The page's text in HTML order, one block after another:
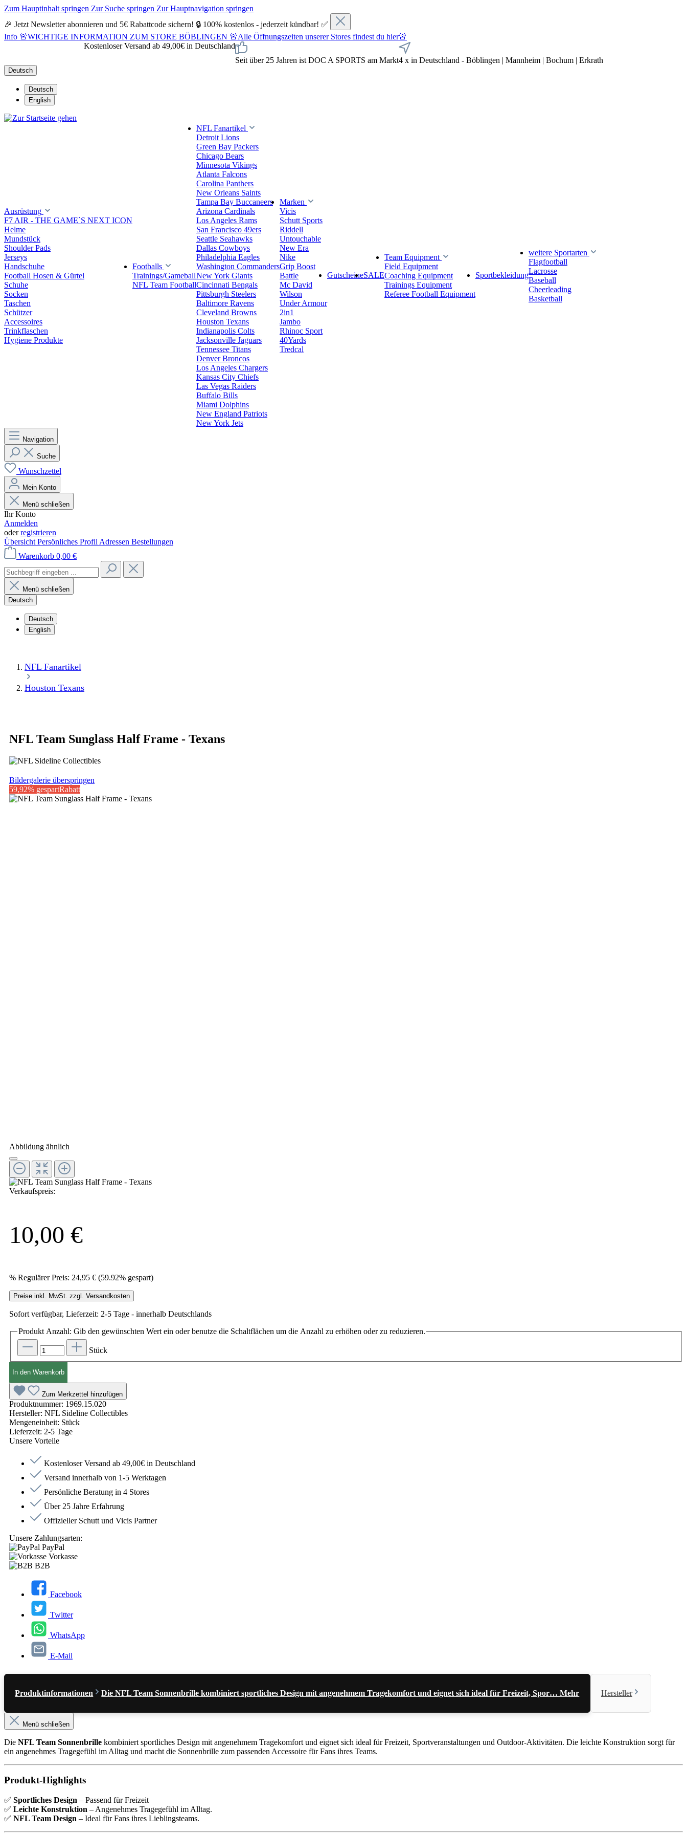
Zum Hauptinhalt springen Zur Suche springen Zur Hauptnavigation springen
🎉 Jetzt Newsletter abonnieren und 5€ Rabattcode sichern! 🔒 100% kostenlos - jederzeit kündbar! ✅
Info 🚨WICHTIGE INFORMATION ZUM STORE BÖBLINGEN 🚨Alle Öffnungszeiten unserer Stores findest du hier🚨
Kostenloser Versand ab 49,00€ in Deutschland
Seit über 25 Jahren ist DOC A SPORTS am Markt4 x in Deutschland - Böblingen | Mannheim | Bochum | Erkrath
Deutsch
Deutsch
English
Ausrüstung
F7 AIR - THE GAME`S NEXT ICON
Helme
Mundstück
Shoulder Pads
Jerseys
Handschuhe
Football Hosen & Gürtel
Schuhe
Socken
Taschen
Schützer
Accessoires
Trinkflaschen
Hygiene Produkte
Footballs
Trainings/Gameball
NFL Team Football
NFL Fanartikel
Detroit Lions
Green Bay Packers
Chicago Bears
Minnesota Vikings
Atlanta Falcons
Carolina Panthers
New Orleans Saints
Tampa Bay Buccaneers
Arizona Cardinals
Los Angeles Rams
San Francisco 49ers
Seattle Seahawks
Dallas Cowboys
Philadelphia Eagles
Washington Commanders
New York Giants
Cincinnati Bengals
Pittsburgh Steelers
Baltimore Ravens
Cleveland Browns
Houston Texans
Indianapolis Colts
Jacksonville Jaguars
Tennessee Titans
Denver Broncos
Los Angeles Chargers
Kansas City Chiefs
Las Vegas Raiders
Buffalo Bills
Miami Dolphins
New England Patriots
New York Jets
Marken
Vicis
Schutt Sports
Riddell
Untouchable
New Era
Nike
Grip Boost
Battle
Mc David
Wilson
Under Armour
2in1
Jambo
Rhinoc Sport
40Yards
Tredcal
GutscheineSALE
Team Equipment
Field Equipment
Coaching Equipment
Trainings Equipment
Referee Football Equipment
Sportbekleidung
weitere Sportarten
Flagfootball
Lacrosse
Baseball
Cheerleading
Basketball
Navigation
Suche
Wunschzettel
Mein Konto
Menü schließen
Ihr Konto
Anmelden
oderregistrieren
Übersicht Persönliches Profil Adressen Bestellungen
Warenkorb 0,00 €
Menü schließen
Deutsch
Deutsch
English
NFL Fanartikel
Houston Texans
NFL Team Sunglass Half Frame - Texans
Bildergalerie überspringen
59,92% gespartRabatt
Abbildung ähnlich
Verkaufspreis:
10,00 €
% Regulärer Preis: 24,95 € (59.92% gespart)
Preise inkl. MwSt. zzgl. Versandkosten
Sofort verfügbar, Lieferzeit: 2-5 Tage - innerhalb Deutschlands
Produkt Anzahl: Gib den gewünschten Wert ein oder benutze die Schaltflächen um die Anzahl zu erhöhen oder zu reduzieren.
Stück
In den Warenkorb
Zum Merkzettel hinzufügen
Produktnummer: 1969.15.020
Hersteller: NFL Sideline Collectibles
Mengeneinheit: Stück
Lieferzeit: 2-5 Tage
Unsere Vorteile
Kostenloser Versand ab 49,00€ in Deutschland
Versand innerhalb von 1-5 Werktagen
Persönliche Beratung in 4 Stores
Über 25 Jahre Erfahrung
Offizieller Schutt und Vicis Partner
Unsere Zahlungsarten:
PayPal
Vorkasse
B2B
Facebook
Twitter
WhatsApp
E-Mail
Produktinformationen Die NFL Team Sonnenbrille kombiniert sportliches Design mit angenehmem Tragekomfort und eignet sich ideal für Freizeit, Spor…Mehr Hersteller
Menü schließen
Die NFL Team Sonnenbrille kombiniert sportliches Design mit angenehmem Tragekomfort und eignet sich ideal für Freizeit, Sportveranstaltungen und Outdoor-Aktivitäten. Die leichte Konstruktion sorgt für
ein angenehmes Tragegefühl im Alltag und macht die Sonnenbrille zum passenden Accessoire für Fans ihres Teams.
Produkt-Highlights
✅ Sportliches Design – Passend für Freizeit
✅ Leichte Konstruktion – Angenehmes Tragegefühl im Alltag.
✅ NFL Team Design – Ideal für Fans ihres Lieblingsteams.